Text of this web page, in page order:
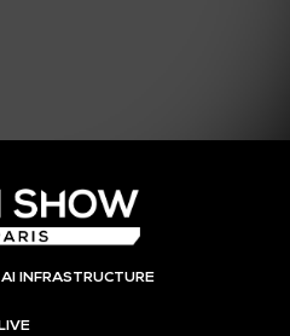
INFRASTRUCTURE